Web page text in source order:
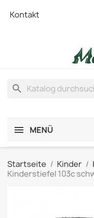
Kontakt
search
MENÜ
Startseite Kinder
Kinderstiefel 103c